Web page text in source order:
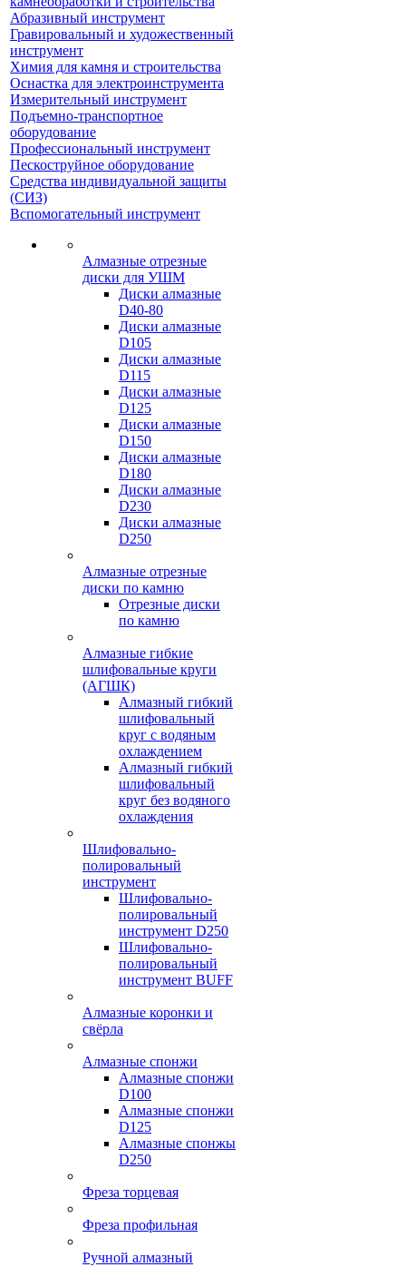
Абразивный инструмент
Гравировальный и художественный
инструмент
Химия для камня и строительства
Оснастка для электроинструмента
Измерительный инструмент
Подъемно-транспортное
оборудование
Профессиональный инструмент
Пескоструйное оборудование
Средства индивидуальной защиты
(СИЗ)
Вспомогательный инструмент
Алмазные отрезные
диски для УШМ
Диски алмазные
D40-80
Диски алмазные
D105
Диски алмазные
D115
Диски алмазные
D125
Диски алмазные
D150
Диски алмазные
D180
Диски алмазные
D230
Диски алмазные
D250
Алмазные отрезные
диски по камню
Отрезные диски
по камню
Алмазные гибкие
шлифовальные круги
(АГШК)
Алмазный гибкий
шлифовальный
круг с водяным
охлаждением
Алмазный гибкий
шлифовальный
круг без водяного
охлаждения
Шлифовально-
полировальный
инструмент
Шлифовально-
полировальный
инструмент D250
Шлифовально-
полировальный
инструмент BUFF
Алмазные коронки и
свёрла
Алмазные спонжи
Алмазные спонжи
D100
Алмазные спонжи
D125
Алмазные спонжы
D250
Фреза торцевая
Фреза профильная
Ручной алмазный